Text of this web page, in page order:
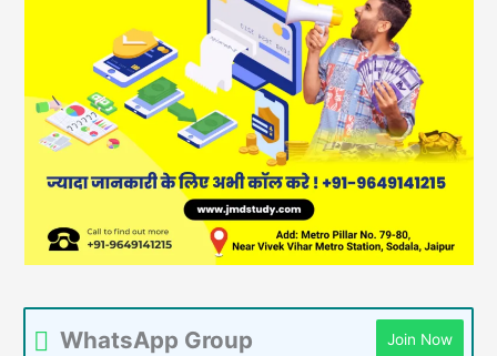
WhatsApp Group Join Now